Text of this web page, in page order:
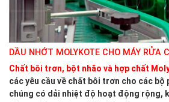
DẦU NHỚT MOLYKOTE CHO MÁY RỬA
Chất bôi trơn, bột nhão và hợp chất
các yêu cầu về chất bôi trơn cho các bộ
chúng có dải nhiệt độ hoạt động rộng,